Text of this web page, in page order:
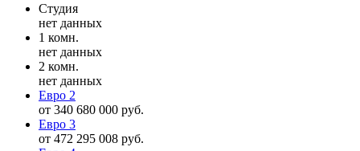
Студия
нет данных
1 комн.
нет данных
2 комн.
нет данных
Евро 2
от 340 680 000 руб.
Евро 3
от 472 295 008 руб.